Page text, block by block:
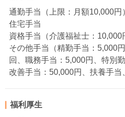
通勤手当（上限：月額10,000円
住宅手当
資格手当（介護福祉士：10,000
その他手当（精勤手当：5,000
回、職務手当：5,000円、特別
改善手当：50,000円、扶養手当
福利厚生